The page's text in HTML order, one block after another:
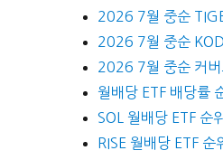
2026 7월 중순
2026 7월 중순
2026 7월 중순 커버
월배당 ETF 배당률
SOL 월배당 ETF 순
RISE 월배당 ETF